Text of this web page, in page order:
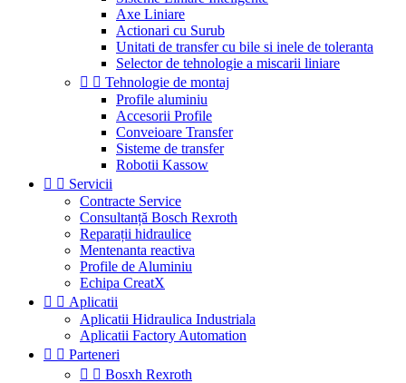
Axe Liniare
Actionari cu Surub
Unitati de transfer cu bile si inele de toleranta
Selector de tehnologie a miscarii liniare
  Tehnologie de montaj
Profile aluminiu
Accesorii Profile
Conveioare Transfer
Sisteme de transfer
Robotii Kassow
  Servicii
Contracte Service
Consultanță Bosch Rexroth
Reparații hidraulice
Mentenanta reactiva
Profile de Aluminiu
Echipa CreatX
  Aplicatii
Aplicatii Hidraulica Industriala
Aplicatii Factory Automation
  Parteneri
  Bosxh Rexroth